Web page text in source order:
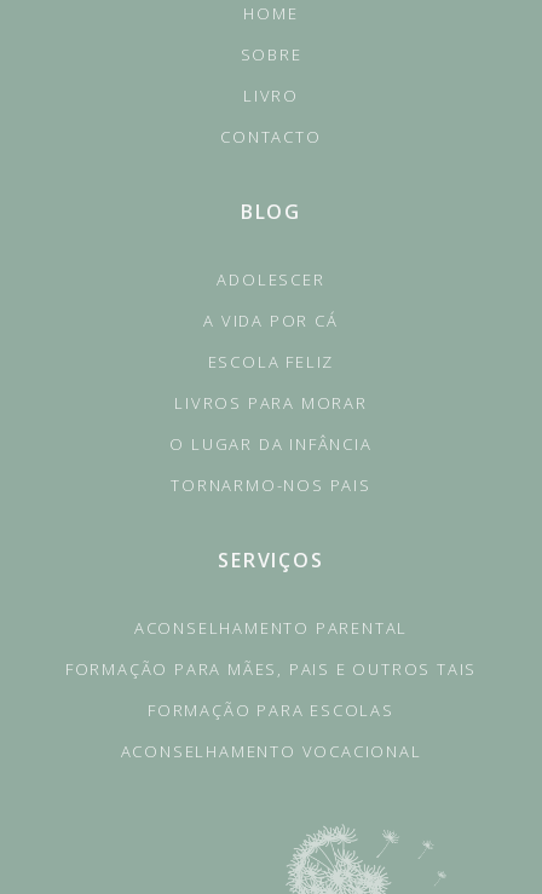
HOME
SOBRE
LIVRO
CONTACTO
BLOG
ADOLESCER
A VIDA POR CÁ
ESCOLA FELIZ
LIVROS PARA MORAR
O LUGAR DA INFÂNCIA
TORNARMO-NOS PAIS
SERVIÇOS
ACONSELHAMENTO PARENTAL
FORMAÇÃO PARA MÃES, PAIS E OUTROS TAIS
FORMAÇÃO PARA ESCOLAS
ACONSELHAMENTO VOCACIONAL